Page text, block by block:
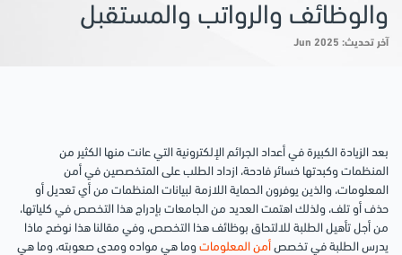
والوظائف والرواتب والمستقبل
آخر تحديث: Jun 2025
بعد الزيادة الكبيرة في أعداد الجرائم الإلكترونية التي عانت منها الكثير من
المنظمات وكبدتها خسائر فادحة، ازداد الطلب على المتخصصين في أمن
المعلومات، والذين يوفرون الحماية اللازمة لبيانات المنظمات من أي تعديل أو
حذف أو تلف، ولذلك اهتمت العديد من الجامعات بإدراج هذا التخصص في كلياتها،
من أجل تأهيل الطلبة للالتحاق بوظائف هذا التخصص، وفي مقالنا هذا نوضح ماذا
يدرس الطلبة في تخصص أمن المعلومات وما هي مواده ومدى صعوبته، وما هي